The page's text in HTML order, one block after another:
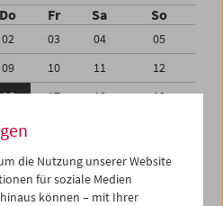
Do Fr Sa So
02 03 04
05
09 10 11
12
16 17 18
19
23
31
02
06 07 08
die Nutzung unserer Website
für soziale Medien
können – mit Ihrer